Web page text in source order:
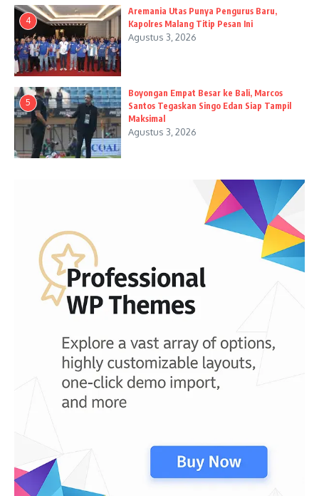
4
Aremania Utas Punya Pengurus Baru,
Kapolres Malang Titip Pesan Ini
Agustus 3, 2026
5
Boyongan Empat Besar ke Bali, Marcos
Santos Tegaskan Singo Edan Siap Tampil
Maksimal
Agustus 3, 2026